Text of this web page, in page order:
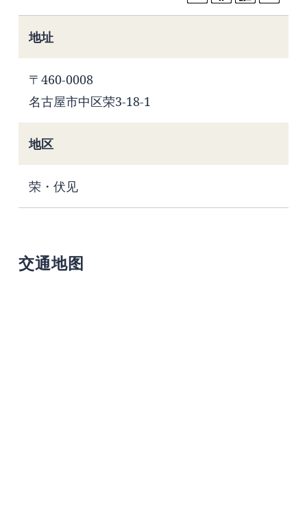
地址
〒460-0008
名古屋市中区荣3-18-1
地区
荣・伏见
交通地图